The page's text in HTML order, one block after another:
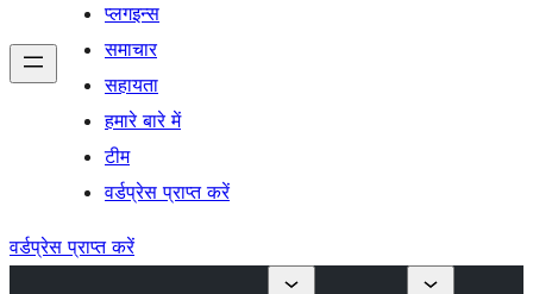
प्लगइन्स
समाचार
सहायता
हमारे बारे में
टीम
वर्डप्रेस प्राप्त करें
वर्डप्रेस प्राप्त करें